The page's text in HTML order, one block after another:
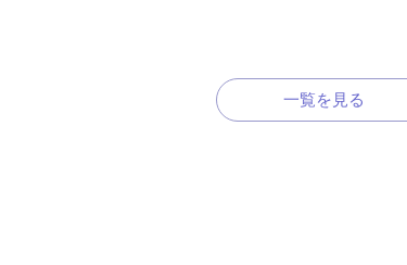
一覧を見る